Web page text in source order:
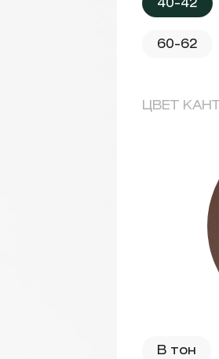
60-62
ЦВЕТ
В тон